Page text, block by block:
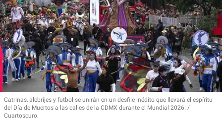
Catrinas, alebrijes y futbol se unirán en un desfile inédito que llevará el espíritu
del Día de Muertos a las calles de la CDMX durante el Mundial 2026.
Cuartoscuro.